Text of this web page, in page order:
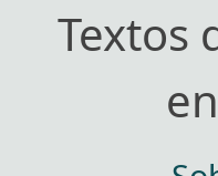
Textos